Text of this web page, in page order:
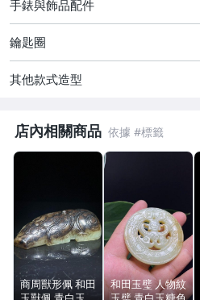
女裝與服飾配件
手錶與飾品配件
鑰匙圈
其他款式造型
店內相關商品
商周獸形佩 和田
和田玉璧 人物紋